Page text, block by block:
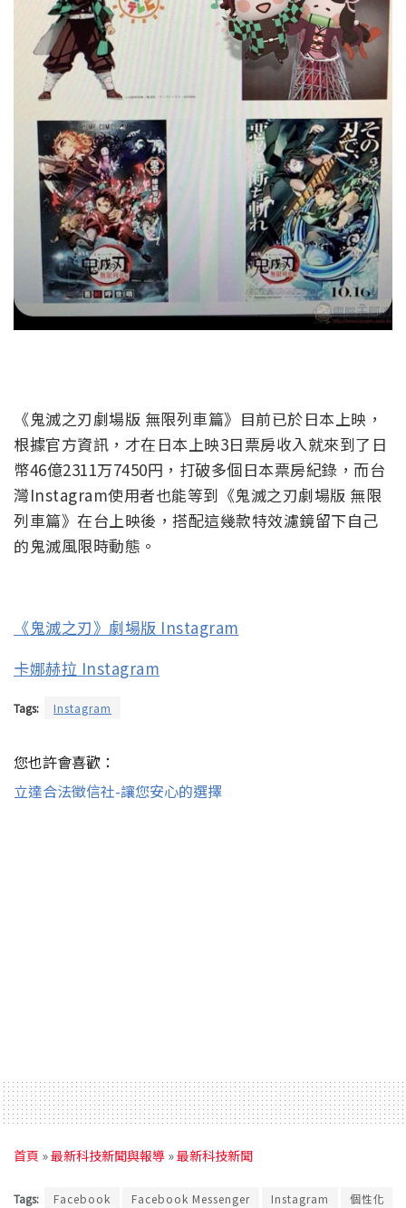
《鬼滅之刃劇場版 無限列車篇》目前已於日本上映，
根據官方資訊，才在日本上映3日票房收入就來到了日
幣46億2311万7450円，打破多個日本票房紀錄，而台
灣Instagram使用者也能等到《鬼滅之刃劇場版 無限
列車篇》在台上映後，搭配這幾款特效濾鏡留下自己
的鬼滅風限時動態。
《鬼滅之刃》劇場版 Instagram
卡娜赫拉 Instagram
Tags: Instagram
您也許會喜歡：
立達合法徵信社-讓您安心的選擇
首頁 »最新科技新聞與報導 »最新科技新聞
Tags: Facebook Facebook Messenger Instagram 個性化